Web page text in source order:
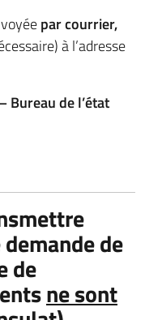
par courrier,
à l’adresse
Bureau de l’état
de
de
ne sont